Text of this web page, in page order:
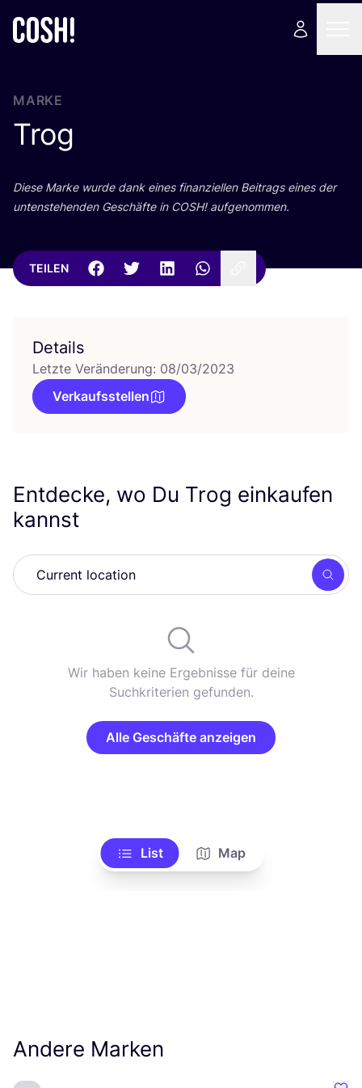
MARKE
Trog
Die­se Mar­ke wur­de dank eines finan­zi­el­len Bei­trags eines der
unten­ste­hen­den Geschäf­te in COSH! aufgenommen.
TEILEN
Details
Letzte Veränderung: 08/03/2023
Verkaufsstellen
Entdecke, wo Du Trog einkaufen
kannst
Wir haben keine Ergebnisse für deine
Suchkriterien gefunden.
Alle Geschäfte anzeigen
List Map
Andere Marken